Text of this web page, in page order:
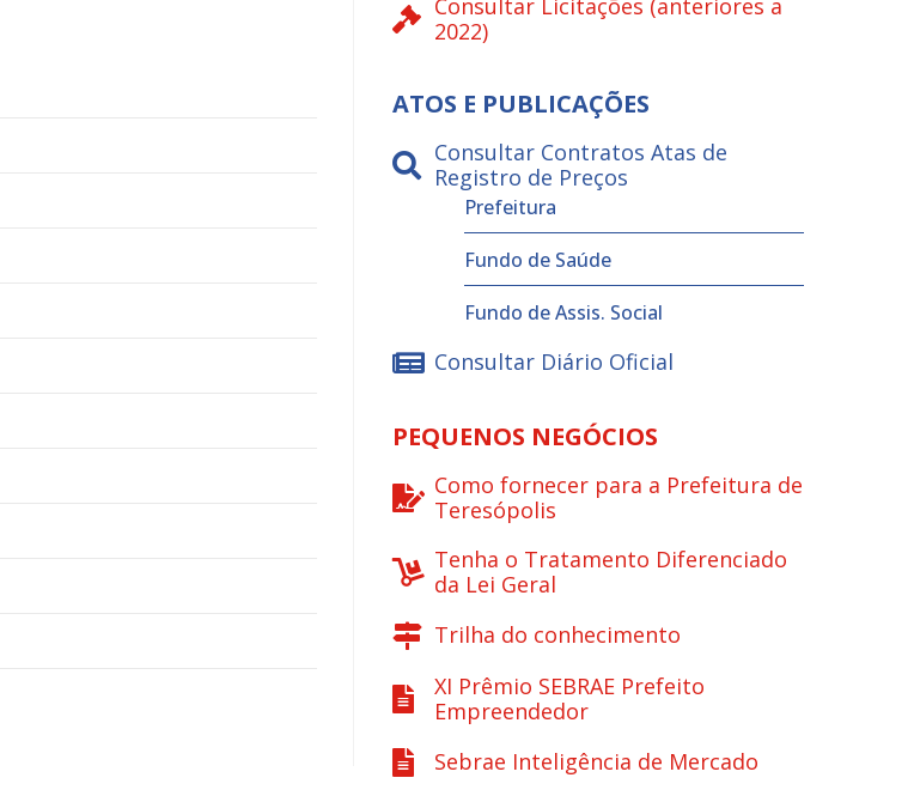
2022)
ATOS E PUBLICAÇÕES
Consultar Contratos Atas de
Registro de Preços
Prefeitura
Fundo de Saúde
Fundo de Assis. Social
Consultar Diário Oficial
PEQUENOS NEGÓCIOS
Como fornecer para a Prefeitura de
Teresópolis
Tenha o Tratamento Diferenciado
da Lei Geral
Trilha do conhecimento
XI Prêmio SEBRAE Prefeito
Empreendedor
Sebrae Inteligência de Mercado